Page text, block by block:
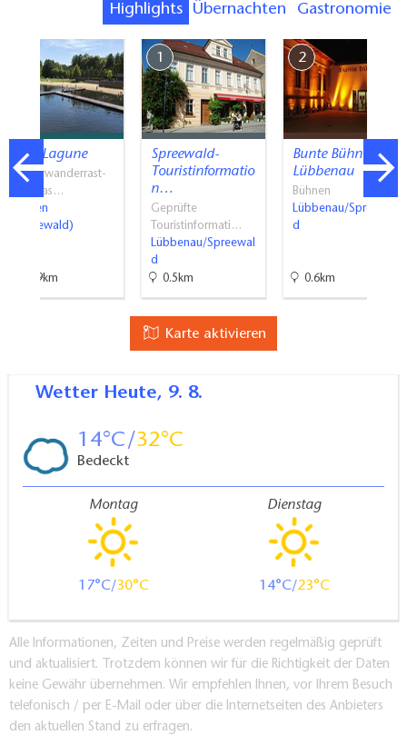
Highlights Übernachten Gastronomie
SpreeLagune
Wasserwanderrast-
und Gas…
Lübben
(Spreewald)
10.9km
1
Spreewald-
Touristinformatio
n…
Geprüfte
Touristinformati…
Lübbenau/Spreewal
d
0.5km
2
Bunte Bühne
Lübbenau
Bühnen
Lübbenau/Spreewal
d
0.6km
Karte aktivieren
Wetter Heute, 9. 8.
14 32
Bedeckt
Montag
17 30
Dienstag
14 23
Alle Informationen, Zeiten und Preise werden regelmäßig geprüft
und aktualisiert. Trotzdem können wir für die Richtigkeit der Daten
keine Gewähr übernehmen. Wir empfehlen Ihnen, vor Ihrem Besuch
telefonisch / per E-Mail oder über die Internetseiten des Anbieters
den aktuellen Stand zu erfragen.